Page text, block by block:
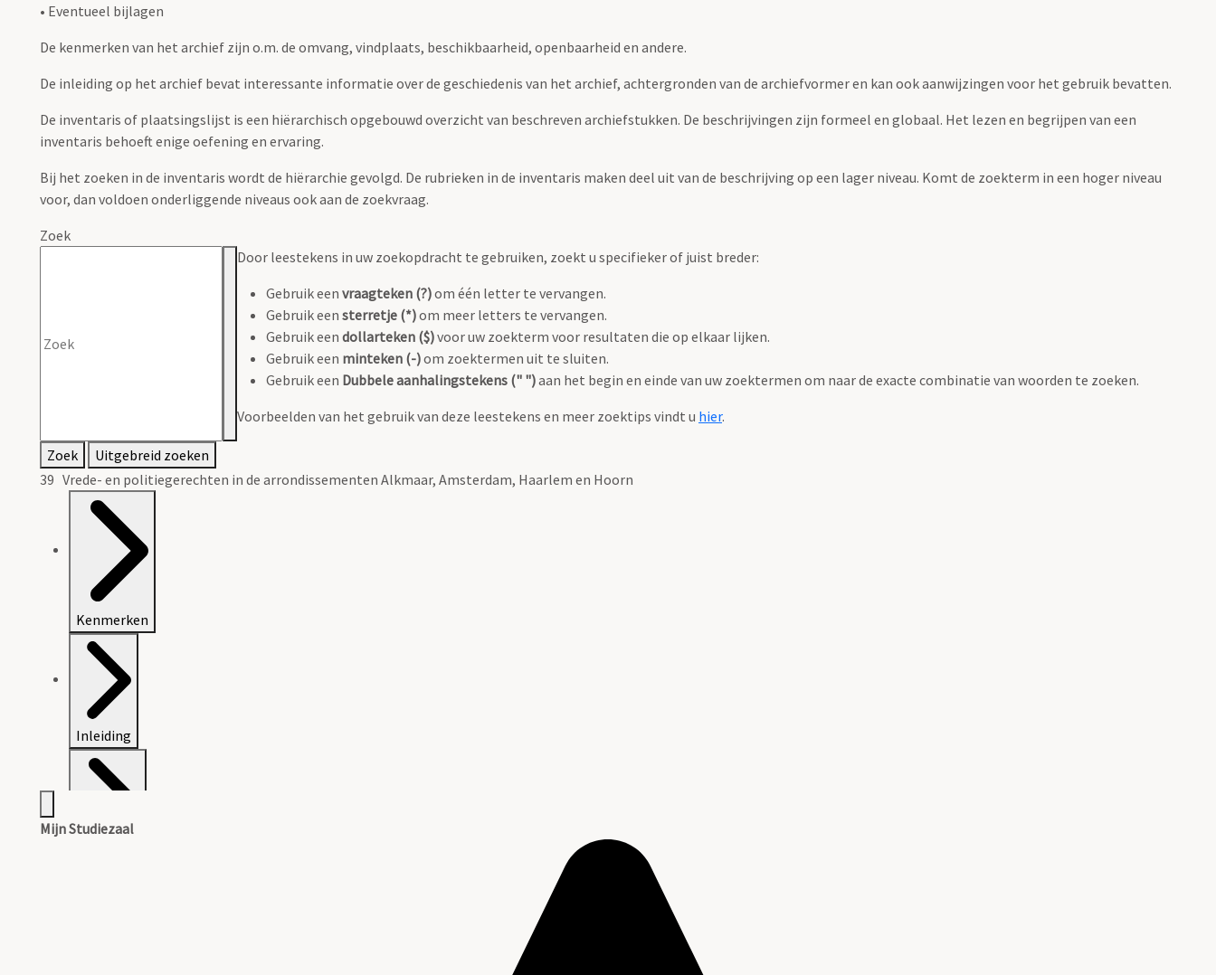
• Eventueel bijlagen
De kenmerken van het archief zijn o.m. de omvang, vindplaats, beschikbaarheid, openbaarheid en andere.
De inleiding op het archief bevat interessante informatie over de geschiedenis van het archief, achtergronden van de archiefvormer en kan ook aanwijzingen voor het gebruik bevatten.
De inventaris of plaatsingslijst is een hiërarchisch opgebouwd overzicht van beschreven archiefstukken. De beschrijvingen zijn formeel en globaal. Het lezen en begrijpen van een
inventaris behoeft enige oefening en ervaring.
Bij het zoeken in de inventaris wordt de hiërarchie gevolgd. De rubrieken in de inventaris maken deel uit van de beschrijving op een lager niveau. Komt de zoekterm in een hoger niveau
voor, dan voldoen onderliggende niveaus ook aan de zoekvraag.
Zoek
Door leestekens in uw zoekopdracht te gebruiken, zoekt u specifieker of juist breder:
Gebruik een vraagteken (?)om één letter te vervangen.
Gebruik een sterretje (*)om meer letters te vervangen.
Gebruik een dollarteken ($)voor uw zoekterm voor resultaten die op elkaar lijken.
Gebruik een minteken (-)om zoektermen uit te sluiten.
Gebruik een Dubbele aanhalingstekens (" ")aan het begin en einde van uw zoektermen om naar de exacte combinatie van woorden te zoeken.
Voorbeelden van het gebruik van deze leestekens en meer zoektips vindt u hier.
Zoek
Uitgebreid zoeken
39 Vrede- en politiegerechten in de arrondissementen Alkmaar, Amsterdam, Haarlem en Hoorn
Kenmerken
Inleiding
Mijn Studiezaal